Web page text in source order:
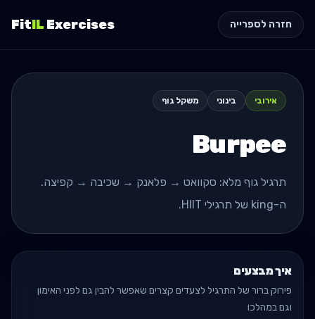
חזרה לספרייה FitIL Exercises
אירובי בינוני משקל גוף
Burpee
תרגיל גוף מלא: סקוואט → פלאנק → שכיבה → קפיצה.
ה-king של תרגילי HIIT.
איך מבצעים
פירוק ברור של התרגיל לצעדים קצרים שאפשר להבין גם לפני האימון
וגם במהלכו